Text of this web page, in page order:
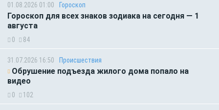
01.08.2026 01:00 Гороскоп
Гороскоп для всех знаков зодиака на сегодня — 1
августа
0 84
31.07.2026 16:50 Происшествия
Обрушение подъезда жилого дома попало на
видео
0 102